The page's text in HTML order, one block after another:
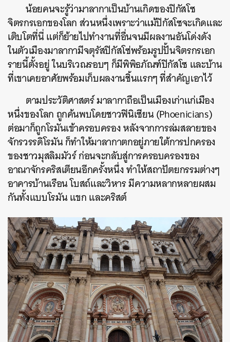
น้อยคนจะรู้ว่ามาลากาเป็นบ้านเกิดของปิกัสโซ
จิตรกรเอกของโลก ส่วนหนึ่งเพราะว่าแม้ปิกัสโซจะเกิดและ
เติบโตที่นี่ แต่ก็ย้ายไปทำงานที่อื่นจนมีผลงานอันโด่งดัง
ในตัวเมืองมาลากามีจตุรัสปิกัสโซ่พร้อมรูปปั้นจิตรกรเอก
รายนี้ตั้งอยู่ ในบริเวณรอบๆ ก็มีพิพิธภัณฑ์ปิกัสโซ และบ้าน
ที่เขาเคยอาศัยพร้อมเก็บผลงานชิ้นแรกๆ ที่สำคัญเอาไว้
ตามประวัติศาสตร์ มาลากาถือเป็นเมืองเก่าแก่เมือง
หนึ่งของโลก ถูกค้นพบโดยชาวฟินิเซียน (Phoenicians)
ต่อมาก็ถูกโรมันเข้าครอบครอง หลังจากการล่มสลายของ
จักรวรรดิโรมัน ก็ทำให้มาลากาตกอยู่ภายใต้การปกครอง
ของชาวมุสลิมมัวร์ ก่อนจะกลับสู่การครอบครองของ
อาณาจักรคริสเตียนอีกครั้งหนึ่ง ทำให้สถาปัตยกรรมต่างๆ
อาคารบ้านเรือน โบสถ์และวิหาร มีความหลากหลายผสม
กันทั้งแบบโรมัน แขก และคริสต์